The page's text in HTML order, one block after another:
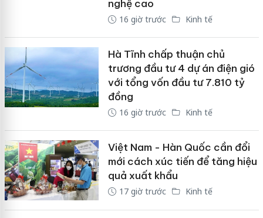
nghệ cao
16 giờ trước Kinh tế
Hà Tĩnh chấp thuận chủ
trương đầu tư 4 dự án điện gió
với tổng vốn đầu tư 7.810 tỷ
đồng
16 giờ trước Kinh tế
Việt Nam - Hàn Quốc cần đổi
mới cách xúc tiến để tăng hiệu
quả xuất khẩu
17 giờ trước Kinh tế